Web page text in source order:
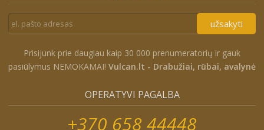
užsakyti
Prisijunk prie daugiau kaip 30 000 prenumeratorių ir gauk
pasiūlymus NEMOKAMAI! Vulcan.lt - Drabužiai, rūbai, avalynė
OPERATYVI PAGALBA
+370 658 44448